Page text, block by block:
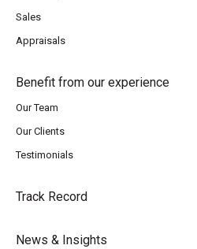
Sales
Appraisals
Benefit from our experience
Our Team
Our Clients
Testimonials
Track Record
News & Insights